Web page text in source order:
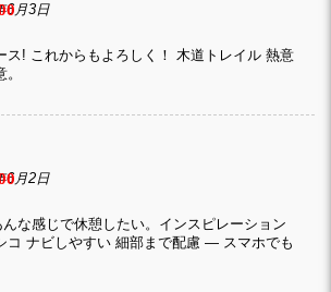
6月3日
ス! これからもよろしく！ 木道トレイル 熱意
6月2日
な感じで休憩したい。インスピレーション
コ ナビしやすい 細部まで配慮 — スマホでも